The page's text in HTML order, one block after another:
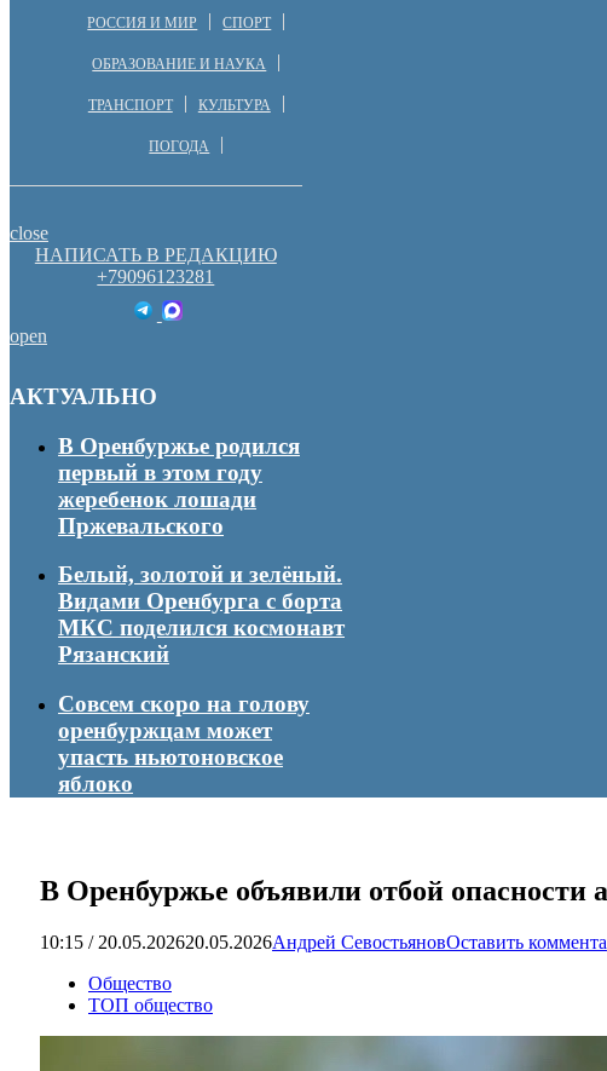
РОССИЯ И МИР СПОРТ
ОБРАЗОВАНИЕ И НАУКА
ТРАНСПОРТ КУЛЬТУРА
ПОГОДА
close
НАПИСАТЬ В РЕДАКЦИЮ
+79096123281
open
АКТУАЛЬНО
В Оренбуржье родился
первый в этом году
жеребенок лошади
Пржевальского
Белый, золотой и зелёный.
Видами Оренбурга с борта
МКС поделился космонавт
Рязанский
Совсем скоро на голову
оренбуржцам может
упасть ньютоновское
яблоко
В Оренбуржье объявили отбой опасности
10:15 / 20.05.202620.05.2026Андрей СевостьяновОставить
Общество
ТОП общество